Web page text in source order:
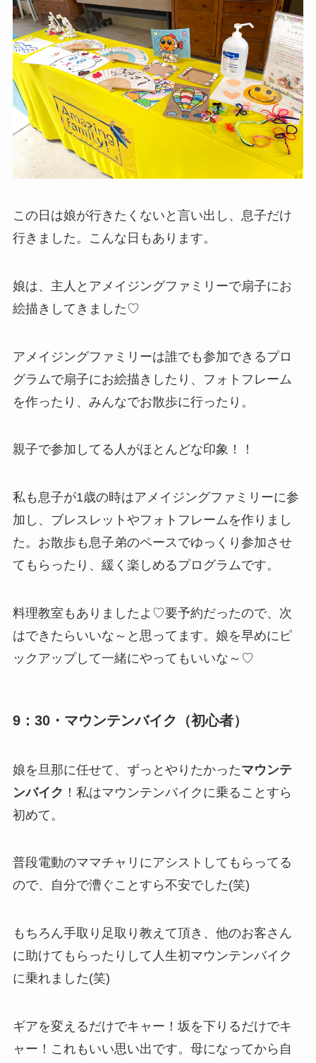
この日は娘が行きたくないと言い出し、息子だけ
行きました。こんな日もあります。
娘は、主人とアメイジングファミリーで扇子にお
絵描きしてきました♡
アメイジングファミリーは誰でも参加できるプロ
グラムで扇子にお絵描きしたり、フォトフレーム
を作ったり、みんなでお散歩に行ったり。
親子で参加してる人がほとんどな印象！！
私も息子が1歳の時はアメイジングファミリーに参
加し、ブレスレットやフォトフレームを作りまし
た。お散歩も息子弟のペースでゆっくり参加させ
てもらったり、緩く楽しめるプログラムです。
料理教室もありましたよ♡要予約だったので、次
はできたらいいな～と思ってます。娘を早めにピ
ックアップして一緒にやってもいいな～♡
9：30・マウンテンバイク（初心者）
娘を旦那に任せて、ずっとやりたかったマウンテ
ンバイク ！私はマウンテンバイクに乗ることすら
初めて。
普段電動のママチャリにアシストしてもらってる
ので、自分で漕ぐことすら不安でした(笑)
もちろん手取り足取り教えて頂き、他のお客さん
に助けてもらったりして人生初マウンテンバイク
に乗れました(笑)
ギアを変えるだけでキャー！坂を下りるだけでキ
ャー！これもいい思い出です。母になってから自